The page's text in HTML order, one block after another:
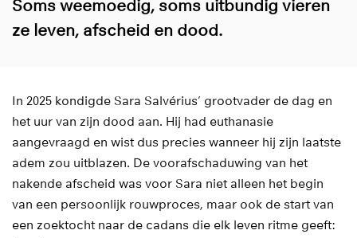
Soms weemoedig, soms uitbundig vieren
ze leven, afscheid en dood.
In 2025 kondigde Sara Salvérius’ grootvader de dag en
het uur van zijn dood aan. Hij had euthanasie
aangevraagd en wist dus precies wanneer hij zijn laatste
adem zou uitblazen. De voorafschaduwing van het
nakende afscheid was voor Sara niet alleen het begin
van een persoonlijk rouwproces, maar ook de start van
een zoektocht naar de cadans die elk leven ritme geeft: